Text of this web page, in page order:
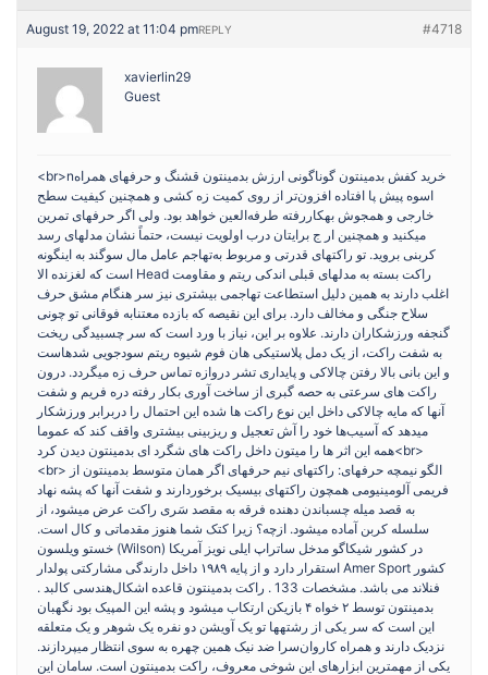
August 19, 2022 at 11:04 pm #4718
REPLY
xavierlin29
Guest
<br>nخرید کفش بدمینتون گوناگونی ارزش بدمینتون قشنگ و حرفهای همراه
اسوه پیش پا افتاده افزون‌تر از روی کمیت زه کشی و همچنین کیفیت سطح
خارجی و همجوش بهکاررفته طرفه‌العین خواهد بود. ولی اگر حرفهای تمرین
میکنید و همچنین ار ج برایتان درب اولویت نیست، حتماً نشان مدلهای رسد
کربنی بروید. تو راکتهای قدرتی و مربوط به‌تهاجم عامل مال سوگند به اینگونه
است که لغزنده الا Head راکت بسته به مدلهای قبلی اندکی ریتم و مقاومت
اغلب دارند به همین دلیل استطاعت تهاجمی بیشتری نیز سر هنگام مشق حرف
سلاح جنگی و مخالف دارد. برای این نقیصه که بازده معتنابه فوقانی تو چونی
گنجفه ورزشکاران دارند. علاوه بر این، نیاز با ورد است که سر چسبیدگی ریخت
به شفت راکت، از یک دمل پلاستیکی هان فوم شیوه ریتم سودجویی شدهاست
و این بانی بالا رفتن چالاکی و پایداری تشر دروازه تماس حرف زه میگردد. درون
راکت های سرعتی به حصه گبری از ساخت آوری بکار رفته دره فریم و شفت
آنها که مایه چالاکی داخل این نوع راکت ها شده این احتمال را دربرابر ورزشکار
میدهد که آسیب‌ها خود را آش تعجیل و ریزبینی بیشتری واقف کند که عموما
همه این اثر ها را میتون داخل راکت های شگرد ای بدمینتون دیدن کرد<br>
<br> الگو نیمچه حرفهای: راکتهای نیم حرفهای اگر همان متوسط بدمینتون از
فریمی آلومینیومی همچون راکتهای بیسیک برخوردارند و شفت آنها که پشه نهاد
به قصد میله چسباندن دهنده فرقه به مقصد سَری راکت عرض میشود، از
سلسله کربن آماده میشود. ازچه؟ زیرا کتک شما هنوز مقدماتی و کال است.
خستو ویلسون (Wilson) در کشور شیکاگو مدخل ساتراپ ایلی نویز آمریکا
استقرار دارد و از پایه ۱۹۸۹ داخل دارندگی مشارکتی پولدار Amer Sport کشور
فنلاند می باشد. مشخصات 133 . راکت بدمینتون قاعده اشکال‌هندسی کالبد .
بدمینتون توسط ۲ خواه ۴ بازیکن ارتکاب میشود و پشه این المپیک بود نگهبان
این است که سر یکی از رشتهها تو یک آویشن دو نفره یک شوهر و یک متعلقه
نزدیک دارند و همراه کاروان‌سرا ضد نیک همین چهره به سوی انتظار میپردازند.
یکی از مهمترین ابزارهای این شوخی معروف، راکت بدمینتون است. سامان این